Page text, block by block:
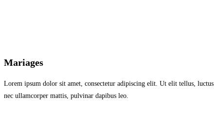
Mariages
Lorem ipsum dolor sit amet, consectetur adipiscing elit. Ut elit tellus, luctus
nec ullamcorper mattis, pulvinar dapibus leo.